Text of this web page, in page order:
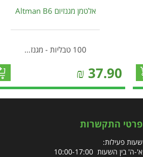
אלטמן מגנזיום Altman B6
100 טבליות - מגנז...
37.90
₪
פרטי התקשרות
שעות פעילות:
א'-ה' בין השעות 10:00-17:00